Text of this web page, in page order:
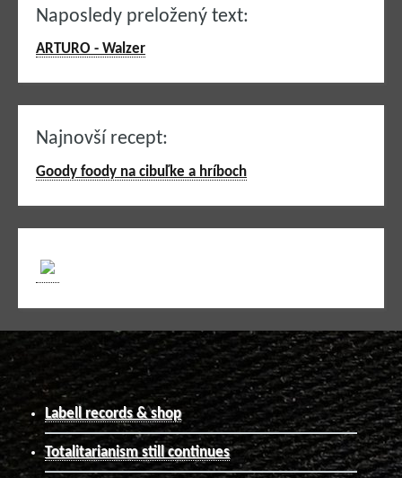
Naposledy preložený text:
ARTURO - Walzer
Najnovší recept:
Goody foody na cibuľke a hríboch
Labell records & shop
Totalitarianism still continues